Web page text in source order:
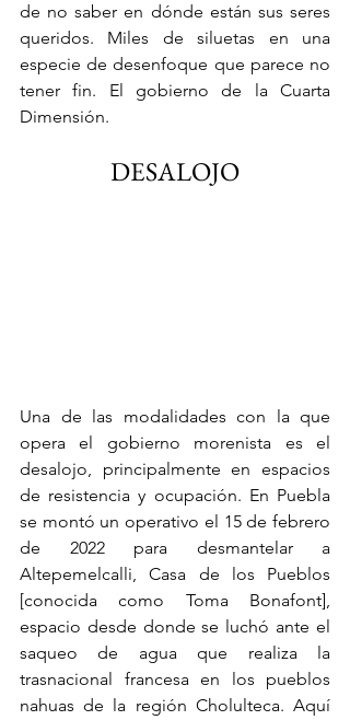
de no saber en dónde están sus seres
queridos. Miles de siluetas en una
especie de desenfoque que parece no
tener fin. El gobierno de la Cuarta
Dimensión.
DESALOJO
Una de las modalidades con la que
opera el gobierno morenista es el
desalojo, principalmente en espacios
de resistencia y ocupación. En Puebla
se montó un operativo el 15 de febrero
de 2022 para desmantelar a
Altepemelcalli, Casa de los Pueblos
[conocida como Toma Bonafont],
espacio desde donde se luchó ante el
saqueo de agua que realiza la
trasnacional francesa en los pueblos
nahuas de la región Cholulteca. Aquí